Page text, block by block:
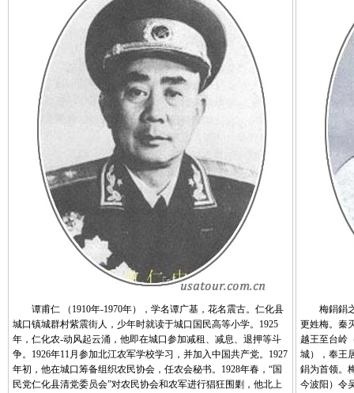
谭甫仁 （1910年-1970年），学名谭广基，花名震古。仁化县
城口镇城群村紫震街人，少年时就读于城口国民高等小学。1925
年，仁化农-动风起云涌，他即在城口参加减租、减息、退押等斗
争。1926年11月参加北江农军学校学习，并加入中国共产党。1927
年初，他在城口筹备组织农民协会，任农会秘书。1928年春，“国
民党仁化县清党委员会”对农民协会和农军进行猖狂围剿，他北上
梅鋗鋗之
更姓梅。秦
越王至台岭
城），奉王
鋗为首领。
今波阳）令